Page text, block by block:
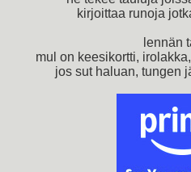
kirjoittaa runoja
lennän
mul on keesikortti,
jos sut haluan, tungen